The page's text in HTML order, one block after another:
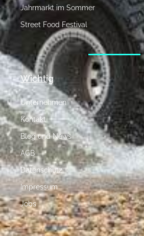
Jahrmarkt im Sommer
Street Food Festival
Wichtig
Unternehmen
Kontakt
Blog und News
AGB
Datenschutz
Impressum
Jobs